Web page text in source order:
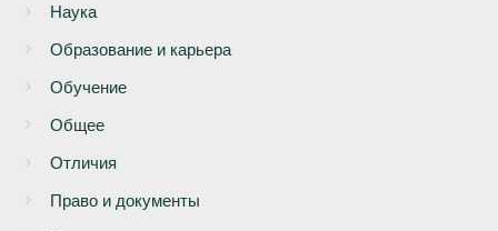
Наука
Образование и карьера
Обучение
Общее
Отличия
Право и документы